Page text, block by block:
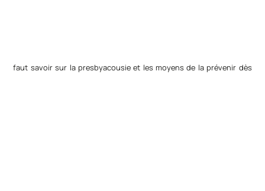
faut savoir sur la presbyacousie et les moyens de la prévenir dès